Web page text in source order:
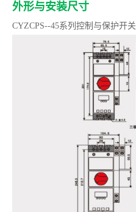
外形与安装尺寸
CYZCPS--45系列控制与保护开关